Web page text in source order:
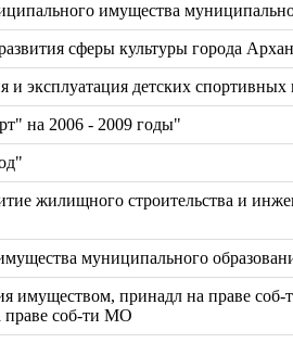
имущества
сферы культуры города
эксплуатация детских
на 2006 - 2009 годы"
жилищного строительства и
муниципального
имуществом, принадл на праве
праве соб-ти МО